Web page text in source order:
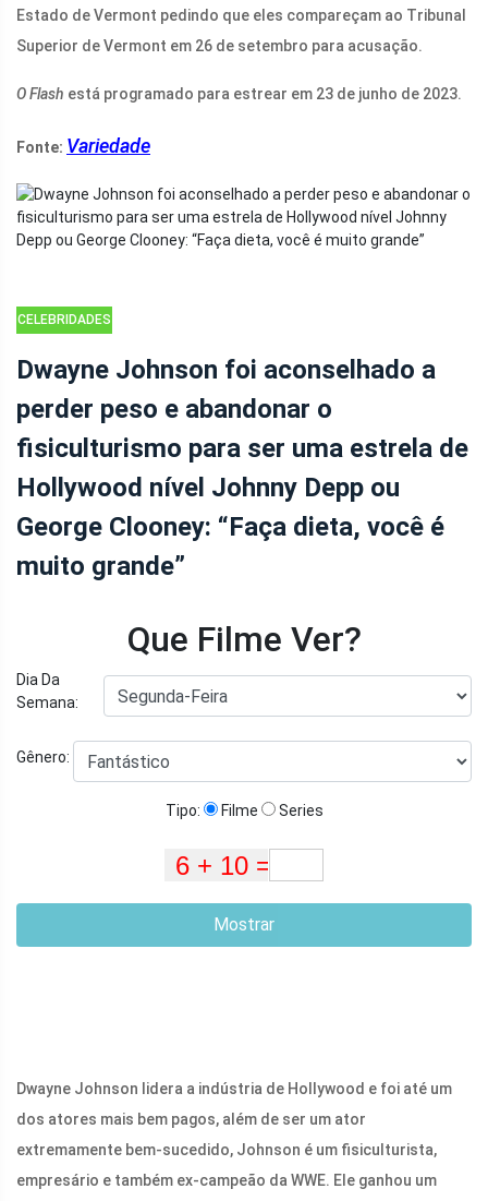
Estado de Vermont pedindo que eles compareçam ao Tribunal
Superior de Vermont em 26 de setembro para acusação.
O Flash está programado para estrear em 23 de junho de 2023.
Fonte: Variedade
CELEBRIDADES
Dwayne Johnson foi aconselhado a
perder peso e abandonar o
fisiculturismo para ser uma estrela de
Hollywood nível Johnny Depp ou
George Clooney: “Faça dieta, você é
muito grande”
Que Filme Ver?
Dia Da
Semana:
Gênero:
Tipo: Filme Series
Mostrar
Dwayne Johnson lidera a indústria de Hollywood e foi até um
dos atores mais bem pagos, além de ser um ator
extremamente bem-sucedido, Johnson é um fisiculturista,
empresário e também ex-campeão da WWE. Ele ganhou um